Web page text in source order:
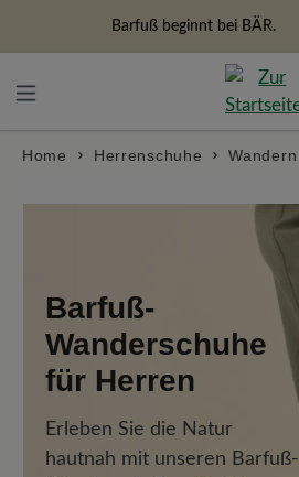
Barfuß beginnt bei BÄR.
Home Herrenschuhe Wandern
Barfuß-
Wanderschuhe
für Herren
Erleben Sie die Natur
hautnah mit unseren Barfuß-